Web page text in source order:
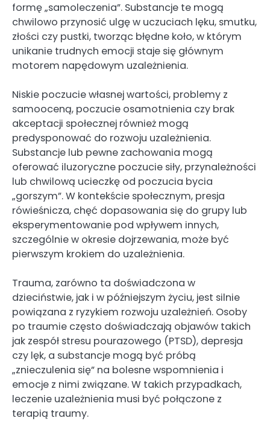
formę „samoleczenia”. Substancje te mogą
chwilowo przynosić ulgę w uczuciach lęku, smutku,
złości czy pustki, tworząc błędne koło, w którym
unikanie trudnych emocji staje się głównym
motorem napędowym uzależnienia.
Niskie poczucie własnej wartości, problemy z
samooceną, poczucie osamotnienia czy brak
akceptacji społecznej również mogą
predysponować do rozwoju uzależnienia.
Substancje lub pewne zachowania mogą
oferować iluzoryczne poczucie siły, przynależności
lub chwilową ucieczkę od poczucia bycia
„gorszym”. W kontekście społecznym, presja
rówieśnicza, chęć dopasowania się do grupy lub
eksperymentowanie pod wpływem innych,
szczególnie w okresie dojrzewania, może być
pierwszym krokiem do uzależnienia.
Trauma, zarówno ta doświadczona w
dzieciństwie, jak i w późniejszym życiu, jest silnie
powiązana z ryzykiem rozwoju uzależnień. Osoby
po traumie często doświadczają objawów takich
jak zespół stresu pourazowego (PTSD), depresja
czy lęk, a substancje mogą być próbą
„znieczulenia się” na bolesne wspomnienia i
emocje z nimi związane. W takich przypadkach,
leczenie uzależnienia musi być połączone z
terapią traumy.